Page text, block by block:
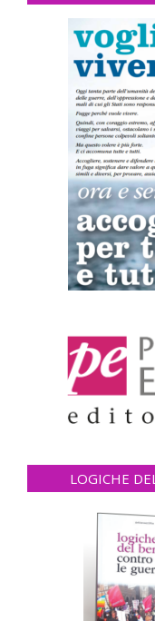
LOGICHE